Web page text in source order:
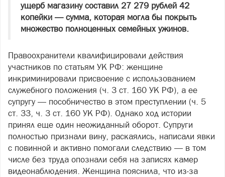
ущерб магазину составил 27 279 рублей 42
копейки — сумма, которая могла бы покрыть
множество полноценных семейных ужинов.
Правоохранители квалифицировали действия
участников по статьям УК РФ: женщине
инкриминировали присвоение с использованием
служебного положения (ч. 3 ст. 160 УК РФ), а ее
супругу — пособничество в этом преступлении (ч. 5
ст. 33, ч. 3 ст. 160 УК РФ). Однако ход истории
принял еще один неожиданный оборот. Супруги
полностью признали вину, раскаялись, написали явки
с повинной и активно помогали следствию — в том
числе без труда опознали себя на записях камер
видеонаблюдения. Женщина пояснила, что из‑за